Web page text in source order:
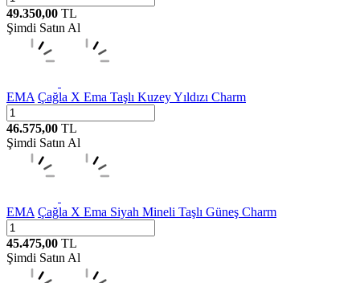
49.350,00 TL
Şimdi Satın Al
EMA Çağla X Ema Taşlı Kuzey Yıldızı Charm
46.575,00 TL
Şimdi Satın Al
EMA Çağla X Ema Siyah Mineli Taşlı Güneş Charm
45.475,00 TL
Şimdi Satın Al